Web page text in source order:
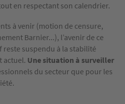
en respectant son calendrier.
à venir (motion de censure,
Barnier...), l’avenir de ce
reste suspendu à la stabilité
actuel. Une situation à surveiller
du secteur que pour les